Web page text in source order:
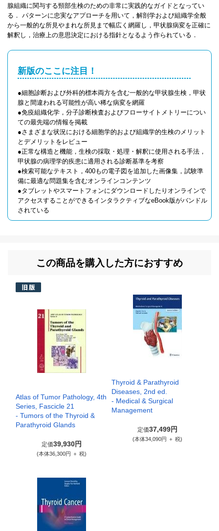
腺組織に関与する頸部生検のための非常に実践的なガイドとなってい
る． パターンに忠実なアプローチを用いて，解剖学および組織学全般
から一般的な所見やまれな所見まで幅広く網羅し，甲状腺病変を正確に
解釈し，治療上の意思決定における指針となるよう作られている．
新版のここに注目！
●細胞診断および外科的標本両方を含む一般的な甲状腺生検，甲状
腺と間違われる可能性が高い稀な病変を網羅
●免疫組織化学，分子診断検査およびフローサイトメトリーについ
ての最先端の情報を掲載
●さまざまな状況における細胞学的および組織学的生検のメリット
とデメリットをレビュー
●正常な構造と機能，生検の採取・処理・解釈に使用される手法，
甲状腺の病理学的疾患に適用される診断基準を考察
●検索可能なテキスト，400もの電子図を追加した画像集，試験準
備に最適な問題集を含むオンラインコンテンツ
●タブレットやスマートフォンにダウンロードしたりオンラインで
アクセスすることができるインタラクティブなeBook版がバンドル
されている
この商品を購入した方におすすめ
Atlas of Tumor Pathology, 4th
Series, Fascicle 21
- Tumors of the Thyroid &
Parathyroid Glands
定価39,930円
(本体36,300円 ＋ 税)
Thyroid & Parathyroid
Diseases, 2nd ed.
- Medical & Surgical
Management
定価37,499円
(本体34,090円 ＋ 税)